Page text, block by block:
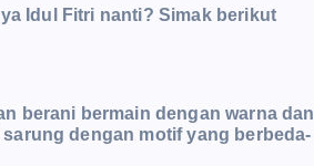
Idul Fitri nanti? Simak berikut
berani bermain dengan warna dan
dengan motif yang berbeda-